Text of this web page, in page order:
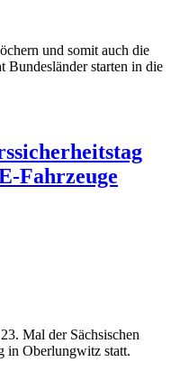
und somit auch die
Bundesländer starten in die
Fahrzeuge
Mal der Sächsischen
in Oberlungwitz statt.